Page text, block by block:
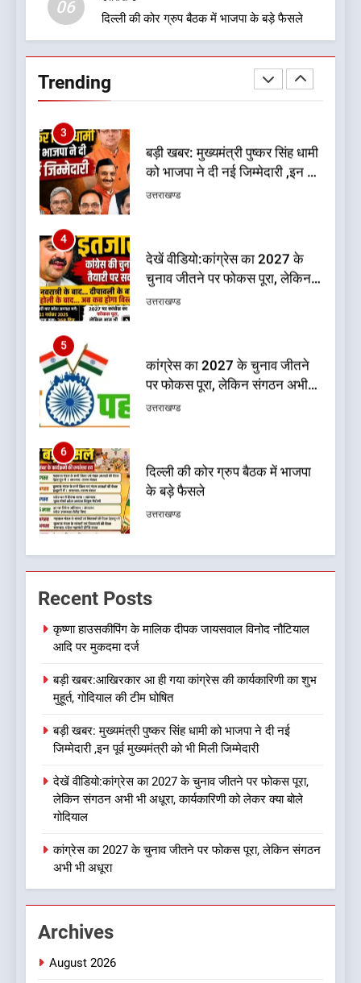
06
दिल्ली की कोर ग्रुप बैठक में भाजपा के बड़े फैसले
Trending
2
कांग्रेस की कार्यकारिणी का शुभ मुहूर्त,
3
बड़ी खबर: मुख्यमंत्री पुष्कर सिंह धामी
को भाजपा ने दी नई जिम्मेदारी ,इन पूर्व
मुख्यमंत्री को भी मिली जिम्मेदारी
उत्तराखण्ड
4
देखें वीडियो:कांग्रेस का 2027 के
चुनाव जीतने पर फोकस पूरा, लेकिन
संगठन अभी भी अधूरा, कार्यकारिणी
उत्तराखण्ड
5
कांग्रेस का 2027 के चुनाव जीतने
पर फोकस पूरा, लेकिन संगठन अभी
भी अधूरा
उत्तराखण्ड
6
दिल्ली की कोर ग्रुप बैठक में भाजपा
के बड़े फैसले
उत्तराखण्ड
7
फैसला, कल देहरादून में स्कूल बंद
उत्तराखण्ड
जखोली:त्यूँखर गांव के खेतों में दिखे दो
भालू, ग्रामीणों में दहशत
उत्तराखण्ड
कृष्णा हाउसकीपिंग के मालिक दीपक
जायसवाल विनोद नौटियाल आदि पर
2
Recent Posts
कृष्णा हाउसकीपिंग के मालिक दीपक जायसवाल विनोद नौटियाल
आदि पर मुकदमा दर्ज
बड़ी खबर:आखिरकार आ ही गया कांग्रेस की कार्यकारिणी का शुभ
मुहूर्त, गोदियाल की टीम घोषित
बड़ी खबर: मुख्यमंत्री पुष्कर सिंह धामी को भाजपा ने दी नई
जिम्मेदारी ,इन पूर्व मुख्यमंत्री को भी मिली जिम्मेदारी
देखें वीडियो:कांग्रेस का 2027 के चुनाव जीतने पर फोकस पूरा,
लेकिन संगठन अभी भी अधूरा, कार्यकारिणी को लेकर क्या बोले
गोदियाल
कांग्रेस का 2027 के चुनाव जीतने पर फोकस पूरा, लेकिन संगठन
अभी भी अधूरा
Archives
August 2026